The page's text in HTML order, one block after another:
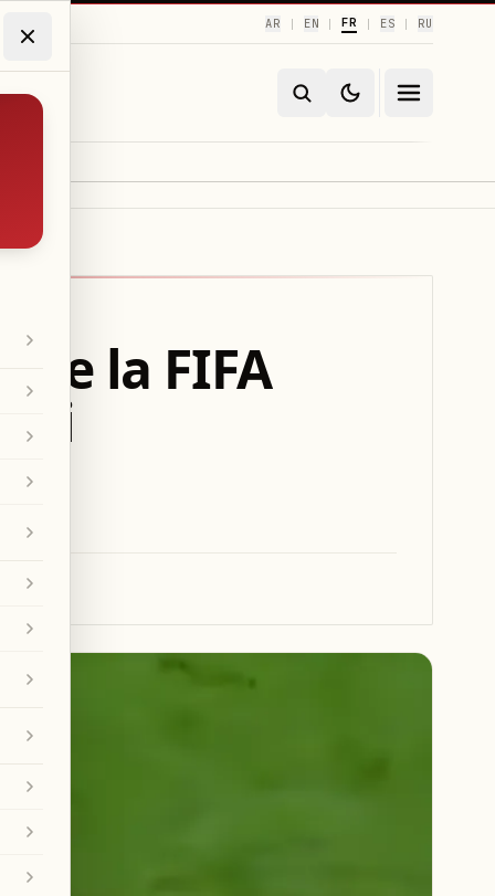
AR | EN | FR | ES | RU
la FIFA